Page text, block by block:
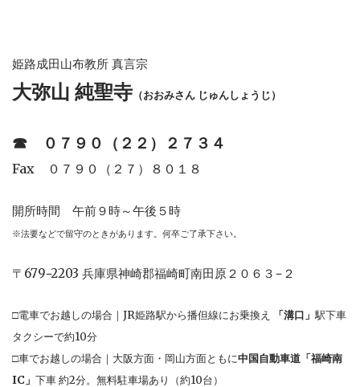
姫路成田山布教所 真言宗
大弥山 純聖寺 （おおみさん じゅんしょうじ）
☎︎ ０７９０（２２）２７３４
Fax ０７９０（２７）８０１８
開所時間 午前９時～午後５時
※法要などで留守のときがあります。何卒ご了承下さい。
〒679−2203 兵庫県神崎郡福崎町南田原２０６３−２
□電車でお越しの場合｜JR姫路駅から播但線にお乗換え 「溝口」駅下車
タクシーで約10分
□車でお越しの場合｜大阪方面・岡山方面ともに中国自動車道「福崎南
IC」 下車 約2分。無料駐車場あり（約10台）